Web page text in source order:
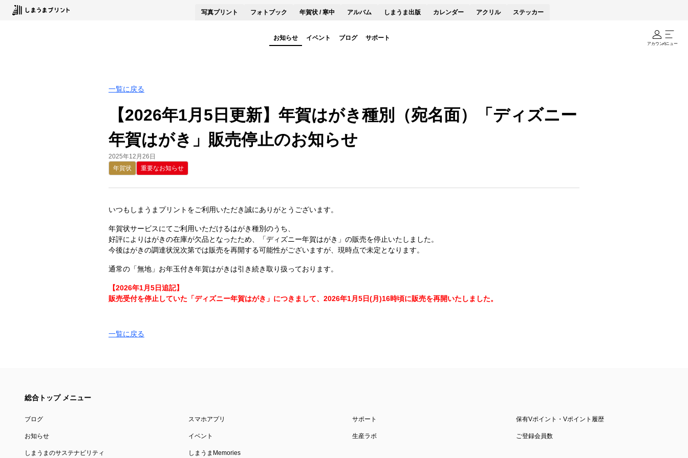
写真プリント フォトブック 年賀状 / 寒中 アルバム しまうま出版 カレンダー アクリル ステッカー
お知らせ イベント ブログ サポート
アカウントメニュー
一覧に戻る
【2026年1月5日更新】年賀はがき種別（宛名面）「ディズニー
年賀はがき」販売停止のお知らせ
2025年12月26日
年賀状
重要なお知らせ
いつもしまうまプリントをご利用いただき誠にありがとうございます。
年賀状サービスにてご利用いただけるはがき種別のうち、
好評によりはがきの在庫が欠品となったため、「ディズニー年賀はがき」の販売を停止いたしました。
今後はがきの調達状況次第では販売を再開する可能性がございますが、現時点で未定となります。
通常の「無地」お年玉付き年賀はがきは引き続き取り扱っております。
【2026年1月5日追記】
販売受付を停止していた「ディズニー年賀はがき」につきまして、2026年1月5日(月)16時頃に販売を再開いたしました。
一覧に戻る
総合トップ メニュー
ブログ スマホアプリ サポート 保有Vポイント・Vポイント履歴
お知らせ イベント 生産ラボ ご登録会員数
しまうまのサステナビリティ しまうまMemories